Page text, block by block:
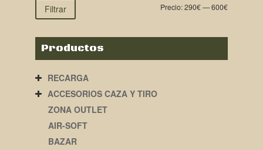
Filtrar Precio:290€—600€
Productos
RECARGA
ACCESORIOS CAZA Y TIRO
ZONA OUTLET
AIR-SOFT
BAZAR